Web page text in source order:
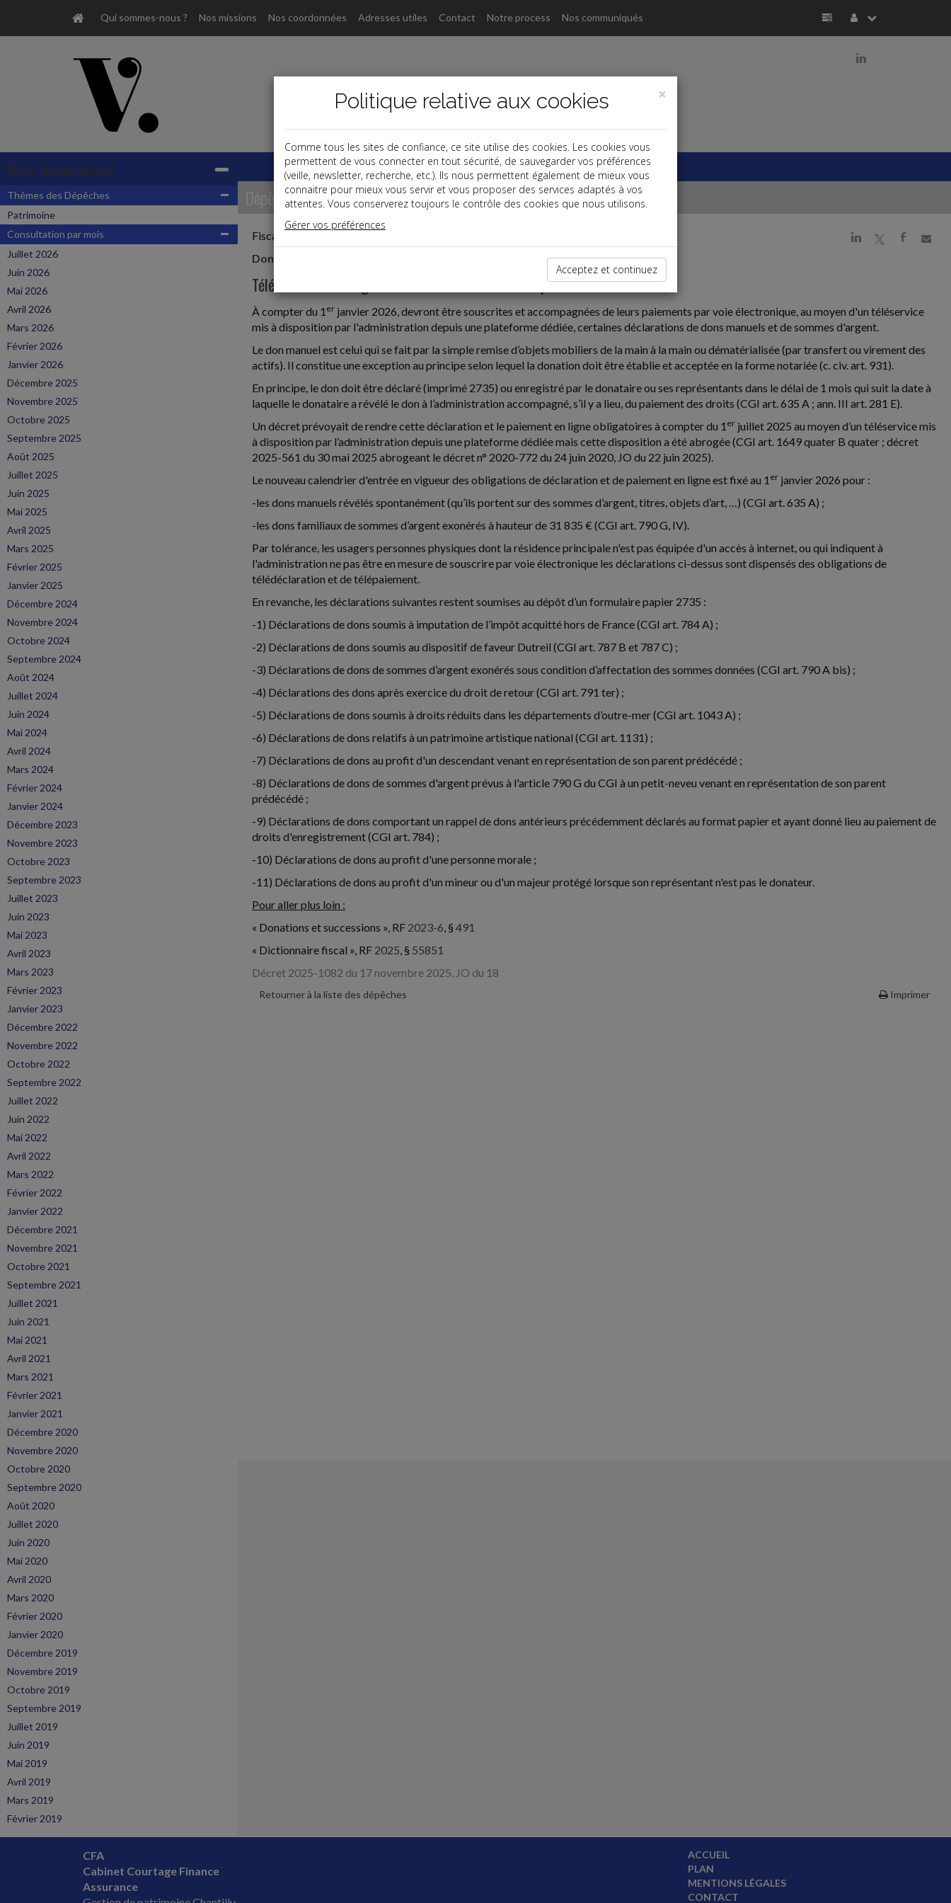
Qui sommes-nous ? Nos missions Nos coordonnées Adresses utiles Contact Notre process Nos communiqués
j
Base documentaire
Thémes des Dépêches
Patrimoine
Consultation par mois
Juillet 2026
Juin 2026
Mai 2026
Avril 2026
Mars 2026
Février 2026
Janvier 2026
Décembre 2025
Novembre 2025
Octobre 2025
Septembre 2025
Août 2025
Juillet 2025
Juin 2025
Mai 2025
Avril 2025
Mars 2025
Février 2025
Janvier 2025
Décembre 2024
Novembre 2024
Octobre 2024
Septembre 2024
Août 2024
Juillet 2024
Juin 2024
Mai 2024
Avril 2024
Mars 2024
Février 2024
Janvier 2024
Décembre 2023
Novembre 2023
Octobre 2023
Septembre 2023
Juillet 2023
Juin 2023
Mai 2023
Avril 2023
Mars 2023
Février 2023
Janvier 2023
Décembre 2022
Novembre 2022
Octobre 2022
Septembre 2022
Juillet 2022
Juin 2022
Mai 2022
Avril 2022
Mars 2022
Février 2022
Janvier 2022
Décembre 2021
Novembre 2021
Octobre 2021
Septembre 2021
Juillet 2021
Juin 2021
Mai 2021
Avril 2021
Mars 2021
Février 2021
Janvier 2021
Décembre 2020
Novembre 2020
Octobre 2020
Septembre 2020
Août 2020
Juillet 2020
Juin 2020
Mai 2020
Avril 2020
Mars 2020
Février 2020
Janvier 2020
Décembre 2019
Novembre 2019
Octobre 2019
Septembre 2019
Juillet 2019
Juin 2019
Mai 2019
Avril 2019
Mars 2019
Février 2019
Dépêches
j a b
Fiscal,Patrimoine
Donations et successions
Télédéclaration obligatoire des dons manuels à compter de 2026
À compter du 1 er janvier 2026, devront être souscrites et accompagnées de leurs paiements par voie électronique, au moyen d'un téléservice
mis à disposition par l'administration depuis une plateforme dédiée, certaines déclarations de dons manuels et de sommes d'argent.
Le don manuel est celui qui se fait par la simple remise d’objets mobiliers de la main à la main ou dématérialisée (par transfert ou virement des
actifs). Il constitue une exception au principe selon lequel la donation doit être établie et acceptée en la forme notariée (c. civ. art. 931).
En principe, le don doit être déclaré (imprimé 2735) ou enregistré par le donataire ou ses représentants dans le délai de 1 mois qui suit la date à
laquelle le donataire a révélé le don à l’administration accompagné, s’il y a lieu, du paiement des droits (CGI art. 635 A ; ann. III art. 281 E).
Un décret prévoyait de rendre cette déclaration et le paiement en ligne obligatoires à compter du 1 er juillet 2025 au moyen d’un téléservice mis
à disposition par l’administration depuis une plateforme dédiée mais cette disposition a été abrogée (CGI art. 1649 quater B quater ; décret
2025-561 du 30 mai 2025 abrogeant le décret n° 2020-772 du 24 juin 2020, JO du 22 juin 2025).
Le nouveau calendrier d'entrée en vigueur des obligations de déclaration et de paiement en ligne est fixé au 1 er janvier 2026 pour :
-les dons manuels révélés spontanément (qu’ils portent sur des sommes d’argent, titres, objets d’art, …) (CGI art. 635 A) ;
-les dons familiaux de sommes d’argent exonérés à hauteur de 31 835 € (CGI art. 790 G, IV).
Par tolérance, les usagers personnes physiques dont la résidence principale n'est pas équipée d'un accès à internet, ou qui indiquent à
l'administration ne pas être en mesure de souscrire par voie électronique les déclarations ci-dessus sont dispensés des obligations de
télédéclaration et de télépaiement.
En revanche, les déclarations suivantes restent soumises au dépôt d’un formulaire papier 2735 :
-1) Déclarations de dons soumis à imputation de l’impôt acquitté hors de France (CGI art. 784 A) ;
-2) Déclarations de dons soumis au dispositif de faveur Dutreil (CGI art. 787 B et 787 C) ;
-3) Déclarations de dons de sommes d’argent exonérés sous condition d’affectation des sommes données (CGI art. 790 A bis) ;
-4) Déclarations des dons après exercice du droit de retour (CGI art. 791 ter) ;
-5) Déclarations de dons soumis à droits réduits dans les départements d’outre-mer (CGI art. 1043 A) ;
-6) Déclarations de dons relatifs à un patrimoine artistique national (CGI art. 1131) ;
-7) Déclarations de dons au profit d'un descendant venant en représentation de son parent prédécédé ;
-8) Déclarations de dons de sommes d'argent prévus à l'article 790 G du CGI à un petit-neveu venant en représentation de son parent
prédécédé ;
-9) Déclarations de dons comportant un rappel de dons antérieurs précédemment déclarés au format papier et ayant donné lieu au paiement de
droits d'enregistrement (CGI art. 784) ;
-10) Déclarations de dons au profit d'une personne morale ;
-11) Déclarations de dons au profit d'un mineur ou d'un majeur protégé lorsque son représentant n'est pas le donateur.
Pour aller plus loin :
« Donations et successions », RF 2023-6, § 491
« Dictionnaire fiscal », RF 2025, § 55851
Décret 2025-1082 du 17 novembre 2025, JO du 18
Retourner à la liste des dépêches Imprimer
CFA
Cabinet Courtage Finance
Assurance
ACCUEIL
PLAN
MENTIONS LÉGALES
CONTACT
×
Politique relative aux cookies
Comme tous les sites de confiance, ce site utilise des cookies. Les cookies vous
permettent de vous connecter en tout sécurité, de sauvegarder vos préférences
(veille, newsletter, recherche, etc.). Ils nous permettent également de mieux vous
connaitre pour mieux vous servir et vous proposer des services adaptés à vos
attentes. Vous conserverez toujours le contrôle des cookies que nous utilisons.
Gérer vos préférences
Acceptez et continuez